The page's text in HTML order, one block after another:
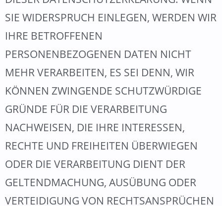
SIE WIDERSPRUCH EINLEGEN, WERDEN WIR
IHRE BETROFFENEN
PERSONENBEZOGENEN DATEN NICHT
MEHR VERARBEITEN, ES SEI DENN, WIR
KÖNNEN ZWINGENDE SCHUTZWÜRDIGE
GRÜNDE FÜR DIE VERARBEITUNG
NACHWEISEN, DIE IHRE INTERESSEN,
RECHTE UND FREIHEITEN ÜBERWIEGEN
ODER DIE VERARBEITUNG DIENT DER
GELTENDMACHUNG, AUSÜBUNG ODER
VERTEIDIGUNG VON RECHTSANSPRÜCHEN